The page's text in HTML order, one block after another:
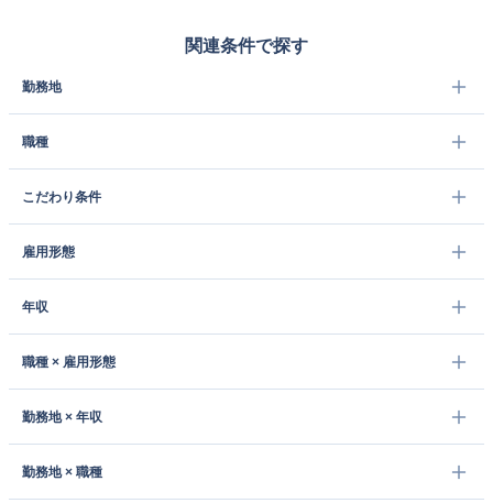
関連条件で探す
勤務地
職種
こだわり条件
雇用形態
年収
職種 × 雇用形態
勤務地 × 年収
勤務地 × 職種